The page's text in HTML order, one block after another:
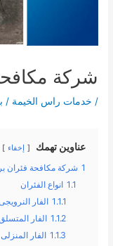
شركة
/ خدمات راس الخيمة /
عناوين تهمك إخفاء
1 شركة مكافحة فئران
1.1 انواع الفئران
1.1.1 الفار
1.1.2 الفار
1.1.3 الفار المنزلى